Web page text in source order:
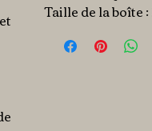
Taille de la boîte